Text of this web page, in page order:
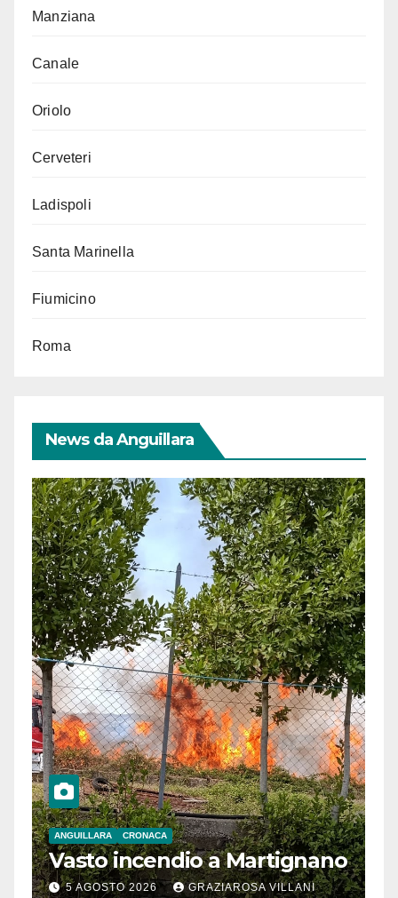
Manziana
Canale
Oriolo
Cerveteri
Ladispoli
Santa Marinella
Fiumicino
Roma
News da Anguillara
ANGUILLARA CRONACA
Vasto incendio a Martignano
5 AGOSTO 2026 GRAZIAROSA VILLANI